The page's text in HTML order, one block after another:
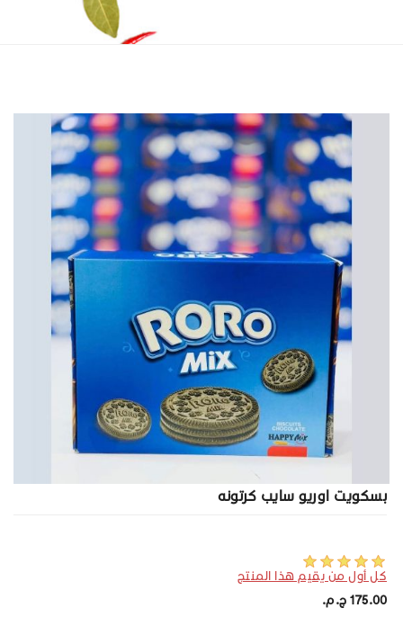
بسكويت اوريو سايب كرتونه
كل أول من يقيم هذا المنتج
175.00 ج.م.‏